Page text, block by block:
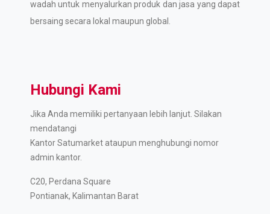
wadah untuk menyalurkan produk dan jasa yang dapat
bersaing secara lokal maupun global.
Hubungi Kami
Jika Anda memiliki pertanyaan lebih lanjut. Silakan
mendatangi
Kantor Satumarket ataupun menghubungi nomor
admin kantor.
C20, Perdana Square
Pontianak, Kalimantan Barat